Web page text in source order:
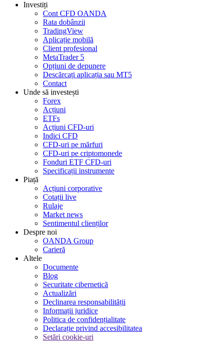
Investiți
Cont CFD OANDA
Rata dobânzii
TradingView
Aplicație mobilă
Client profesional
MetaTrader 5
Opțiuni de depunere
Descărcați aplicația sau MT5
Contact
Unde să investești
Forex
Acțiuni
ETFs
Acțiuni CFD-uri
Indici CFD
CFD-uri pe mărfuri
CFD-uri pe criptomonede
Fonduri ETF CFD-uri
Specificații instrumente
Piață
Acțiuni corporative
Cotații live
Rulaje
Market news
Sentimentul clienților
Despre noi
OANDA Group
Carieră
Altele
Documente
Blog
Securitate cibernetică
Actualizări
Declinarea responsabilității
Informații juridice
Politica de confidențialitate
Declarație privind accesibilitatea
Setări cookie-uri